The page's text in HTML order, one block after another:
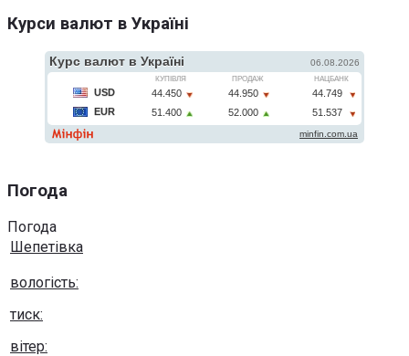
Курси валют в Україні
Погода
Погода
Шепетівка
вологість:
тиск:
вітер: